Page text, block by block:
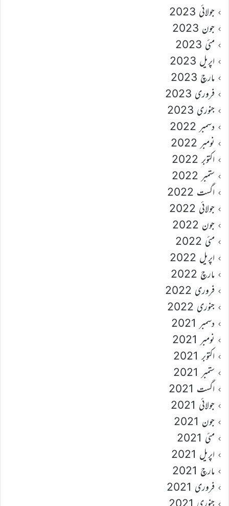
جولائی 2023
جون 2023
مئی 2023
اپریل 2023
مارچ 2023
فروری 2023
جنوری 2023
دسمبر 2022
نومبر 2022
اکتوبر 2022
ستمبر 2022
اگست 2022
جولائی 2022
جون 2022
مئی 2022
اپریل 2022
مارچ 2022
فروری 2022
جنوری 2022
دسمبر 2021
نومبر 2021
اکتوبر 2021
ستمبر 2021
اگست 2021
جولائی 2021
جون 2021
مئی 2021
اپریل 2021
مارچ 2021
فروری 2021
جنوری 2021